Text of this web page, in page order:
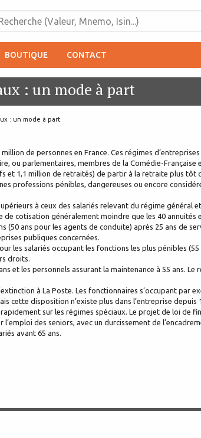
BOUTIQUE CONTACT
: un mode à part
: un mode à part
de personnes en France. Ces régimes d’entreprises
ou parlementaires, membres de la Comédie-Française
et 1,1 million de retraités) de partir à la retraite plus tôt
professions pénibles, dangereuses ou encore
à ceux des salariés relevant du régime général
de cotisation généralement moindre que les 40 annuités
(50 ans pour les agents de conduite) après 25 ans de
publiques concernées.
les salariés occupant les fonctions les plus pénibles
droits.
et les personnels assurant la maintenance à 55 ans.
à La Poste. Les fonctionnaires s’occupant par
cette disposition n’existe plus dans l’entreprise depuis
sur les régimes spéciaux. Le projet de loi de
des seniors, avec un durcissement de
avant 65 ans.